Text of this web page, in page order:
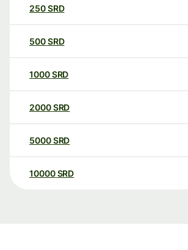
250SRD
500SRD
1000SRD
2000SRD
5000SRD
10000 SRD